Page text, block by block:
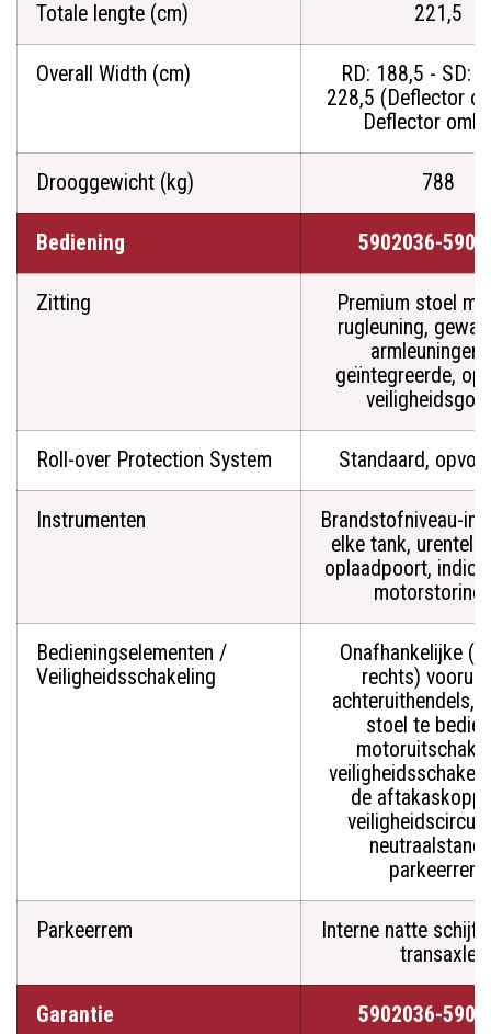
Totale lengte (cm) 221,5
Overall Width (cm)
RD: 188,5 - SD:
228,5 (Deflector
Deflector
Drooggewicht (kg) 788
Bediening 5902036-
Zitting
Premium stoel
rugleuning,
armleuningen
geïntegreerde,
Roll-over Protection System Standaard,
Instrumenten
Brandstofniveau-
elke tank,
oplaadpoort,
Bedieningselementen /
Veiligheidsschakeling
Onafhankelijke
rechts)
achteruithendels,
stoel te
de
neutraalstand
parkeerrem.
Parkeerrem
Interne natte
transaxle
Garantie 5902036-